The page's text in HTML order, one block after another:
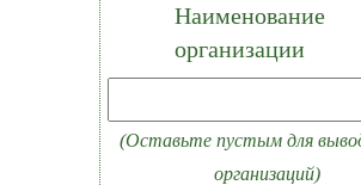
Наименование
организации
(Оставьте пустым для
организаций)